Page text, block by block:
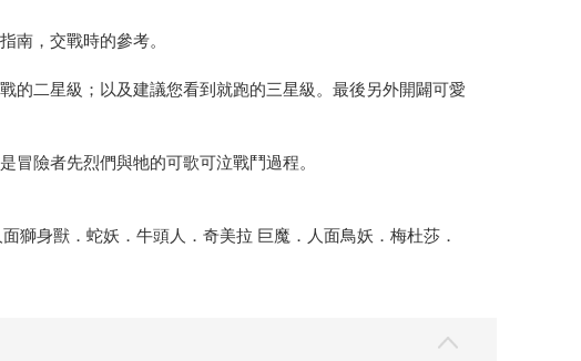
南，交戰時的參考。
的二星級；以及建議您看到就跑的三星級。最後另外開闢可愛
險者先烈們與牠的可歌可泣戰鬥過程。
獅身獸．蛇妖．牛頭人．奇美拉 巨魔．人面鳥妖．梅杜莎．